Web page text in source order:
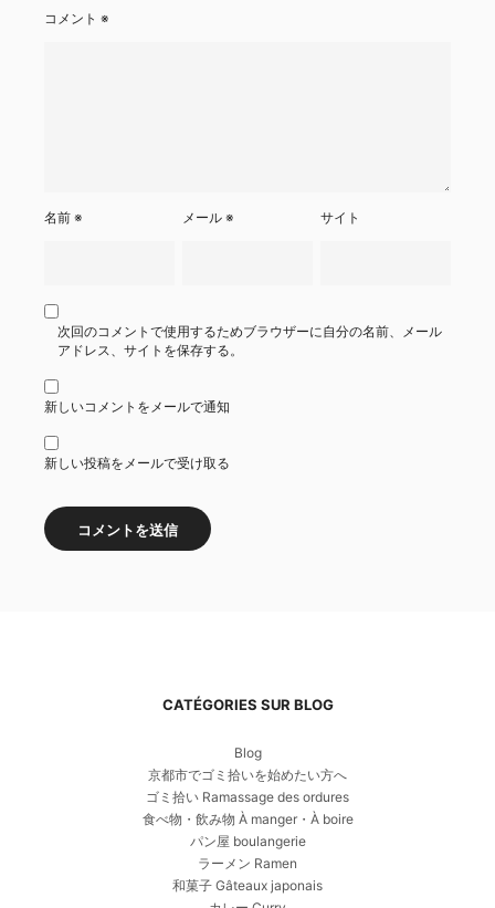
コメント ※
名前 ※ メール※ サイト
次回のコメントで使用するためブラウザーに自分の名前、メール
アドレス、サイトを保存する。
新しいコメントをメールで通知
新しい投稿をメールで受け取る
CATÉGORIES SUR BLOG
Blog
京都市でゴミ拾いを始めたい方へ
ゴミ拾い Ramassage des ordures
食べ物・飲み物 À manger・À boire
パン屋 boulangerie
ラーメン Ramen
和菓子 Gâteaux japonais